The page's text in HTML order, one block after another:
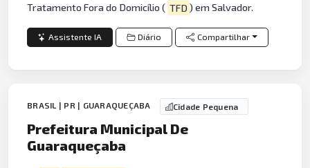
Tratamento Fora do Domicílio ( TFD ) em Salvador.
Assistente IA Diário Compartilhar
BRASIL | PR | GUARAQUEÇABA Cidade Pequena
Prefeitura Municipal De
Guaraqueçaba